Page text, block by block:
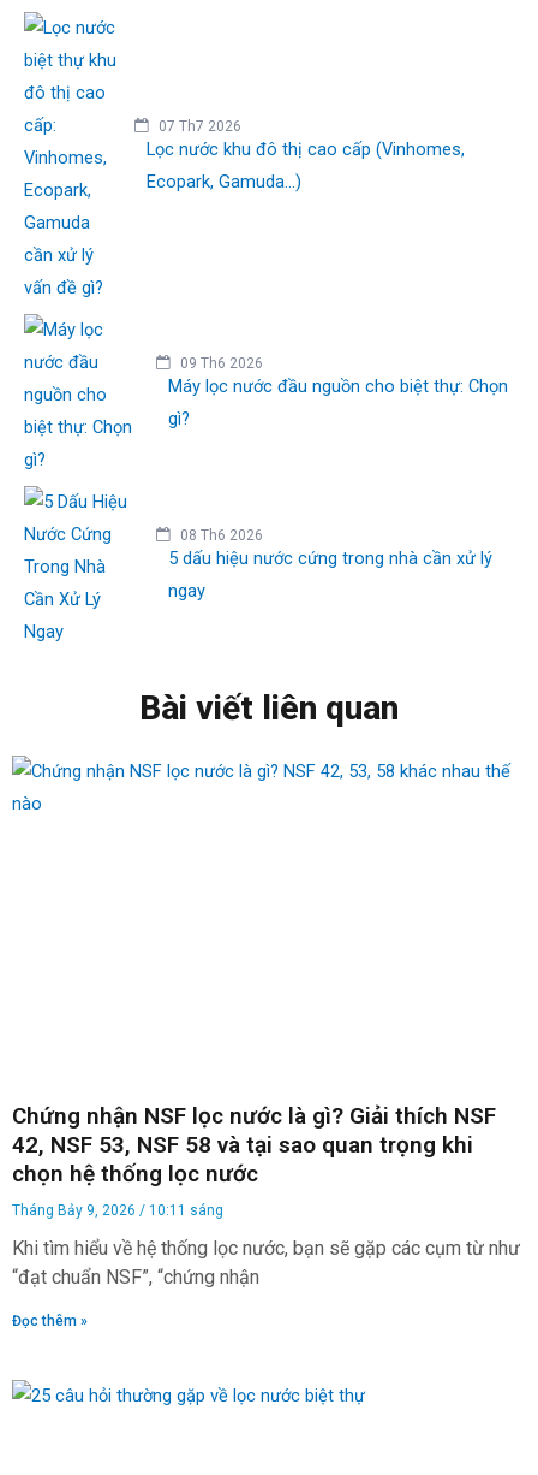
07 Th7 2026
Lọc nước khu đô thị cao cấp (Vinhomes,
Ecopark, Gamuda...)
09 Th6 2026
Máy lọc nước đầu nguồn cho biệt thự: Chọn
gì?
08 Th6 2026
5 dấu hiệu nước cứng trong nhà cần xử lý
ngay
Bài viết liên quan
Chứng nhận NSF lọc nước là gì? Giải thích NSF
42, NSF 53, NSF 58 và tại sao quan trọng khi
chọn hệ thống lọc nước
Tháng Bảy 9, 2026 10:11 sáng
Khi tìm hiểu về hệ thống lọc nước, bạn sẽ gặp các cụm từ như
“đạt chuẩn NSF”, “chứng nhận
Đọc thêm »